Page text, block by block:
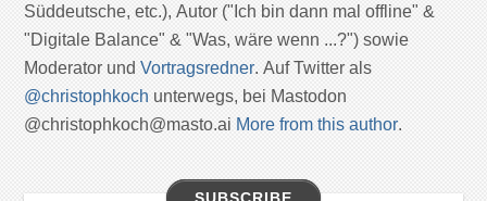
Süddeutsche, etc.), Autor ("Ich bin dann mal offline" &
"Digitale Balance" & "Was, wäre wenn ...?") sowie
Moderator undVortragsredner. Auf Twitter als
@christophkoch unterwegs, bei Mastodon
@christophkoch@masto.ai More from this author.
SUBSCRIBE